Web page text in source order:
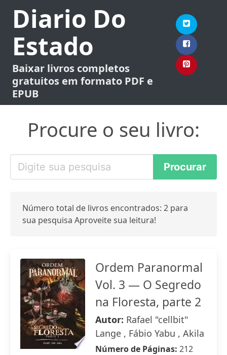
Diario Do
Estado
Baixar livros completos
gratuitos em formato PDF e
EPUB
Procure o seu livro:
Número total de livros encontrados: 2 para
sua pesquisa Aproveite sua leitura!
Ordem Paranormal
Vol. 3 — O Segredo
na Floresta, parte 2
Autor: Rafael "cellbit"
Lange , Fábio Yabu , Akila
Número de Páginas: 212